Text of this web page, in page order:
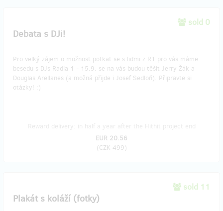
sold 0
Debata s DJi!
Pro velký zájem o možnost potkat se s lidmi z R1 pro vás máme
besedu s DJs Radia 1 - 15.9. se na vás budou těšit Jerry Žák a
Douglas Arellanes (a možná přijde i Josef Sedloň). Připravte si
otázky! :)
EUR 20.56
(CZK 499)
sold 11
Plakát s koláží (fotky)